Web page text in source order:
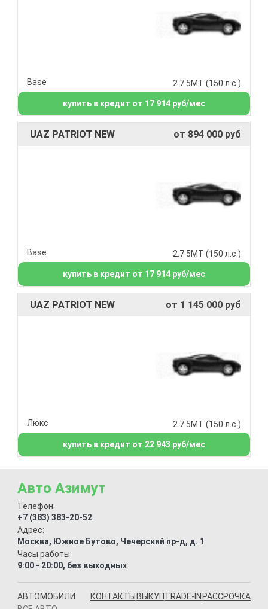
Base 2.7 5МТ (150 л.с.)
купить в кредит от 17 914 руб/мес
UAZ PATRIOT NEW от 894 000 руб
Base 2.7 5МТ (150 л.с.)
купить в кредит от 17 914 руб/мес
UAZ PATRIOT NEW от 1 145 000 руб
Люкс 2.7 5МТ (150 л.с.)
купить в кредит от 22 943 руб/мес
Авто Азимут
Телефон:
+7 (383) 383-20-52
Адрес:
Москва, Южное Бутово, Чечерский пр-д, д. 1
Часы работы:
9:00 - 20:00, без выходных
АВТОМОБИЛИ
КОНТАКТЫ ВЫКУПTRADE-IN РАССРОЧКА